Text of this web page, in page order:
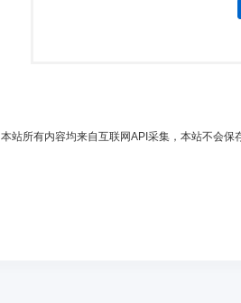
本站所有内容均来自互联网API采集，本站不会